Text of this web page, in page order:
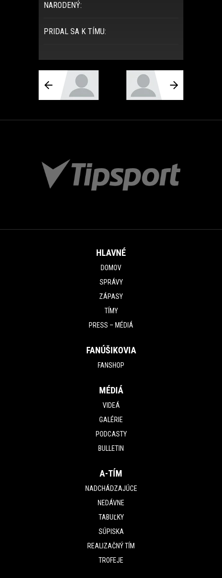
NARODENÝ:
PRIDAL SA K TÍMU:
HLAVNÉ
DOMOV
SPRÁVY
ZÁPASY
TÍMY
PRESS – MÉDIÁ
FANÚŠIKOVIA
FANSHOP
MÉDIÁ
VIDEÁ
GALÉRIE
PODCASTY
BULLETIN
A-TÍM
NADCHÁDZAJÚCE
NEDÁVNE
TABUĽKY
SÚPISKA
REALIZAČNÝ TÍM
TROFEJE